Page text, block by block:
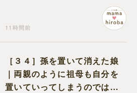
11時間前
［３４］孫を置いて消えた娘
｜両親のように祖母も自分を
置いていってしまうのでは？